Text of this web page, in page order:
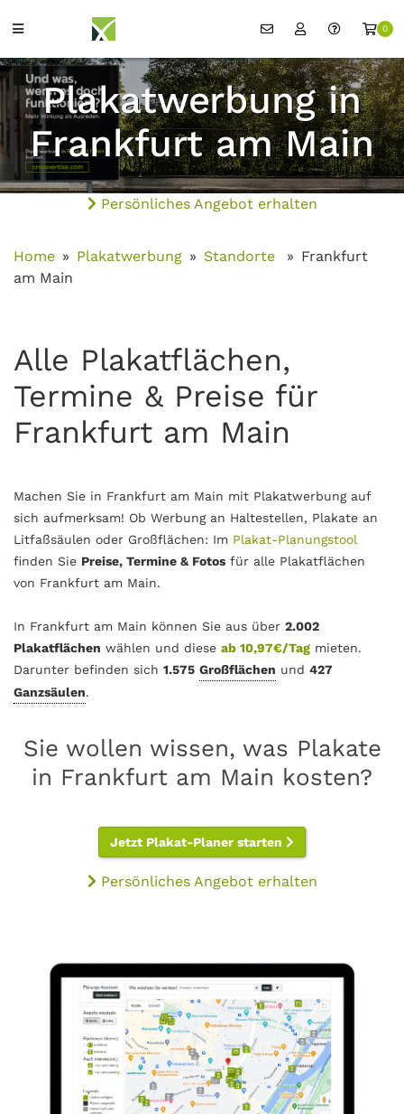
0
Plakatwerbung in
Frankfurt am Main
Persönliches Angebot erhalten
Home Plakatwerbung Standorte
Frankfurt
am Main
Alle Plakatflächen,
Termine & Preise für
Frankfurt am Main
Machen Sie in Frankfurt am Main mit Plakatwerbung auf
sich aufmerksam! Ob Werbung an Haltestellen, Plakate an
Litfaßsäulen oder Großflächen: Im Plakat-Planungstool
finden Sie Preise, Termine & Fotos für alle Plakatflächen
von Frankfurt am Main.
In Frankfurt am Main können Sie aus über 2.002
Plakatflächen wählen und diese ab 10,97€/Tag mieten.
Darunter befinden sich 1.575 Großflächen und 427
Ganzsäulen.
Sie wollen wissen, was Plakate
in Frankfurt am Main kosten?
Jetzt Plakat-Planer starten
Persönliches Angebot erhalten